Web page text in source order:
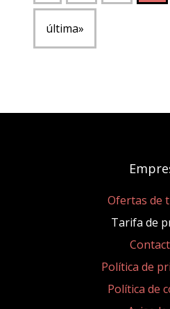
última»
Ofertas de
Tarifa de
Política de
Política de